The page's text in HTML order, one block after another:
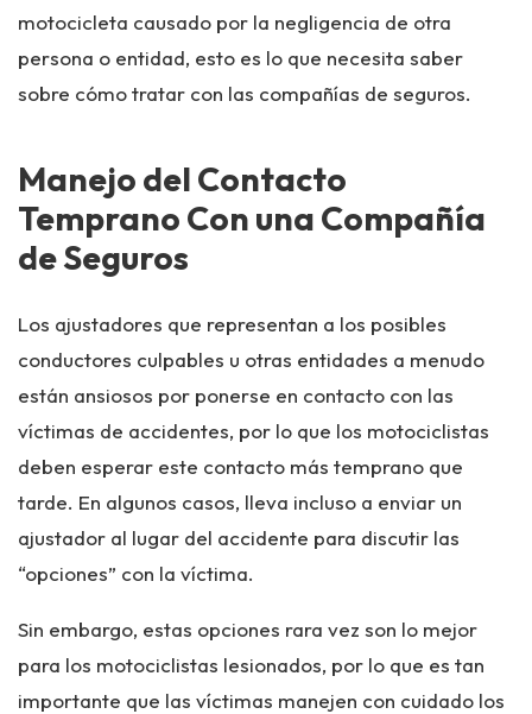
motocicleta causado por la negligencia de otra
persona o entidad, esto es lo que necesita saber
sobre cómo tratar con las compañías de seguros.
Manejo del Contacto
Temprano Con una Compañía
de Seguros
Los ajustadores que representan a los posibles
conductores culpables u otras entidades a menudo
están ansiosos por ponerse en contacto con las
víctimas de accidentes, por lo que los motociclistas
deben esperar este contacto más temprano que
tarde. En algunos casos, lleva incluso a enviar un
ajustador al lugar del accidente para discutir las
“opciones” con la víctima.
Sin embargo, estas opciones rara vez son lo mejor
para los motociclistas lesionados, por lo que es tan
importante que las víctimas manejen con cuidado los